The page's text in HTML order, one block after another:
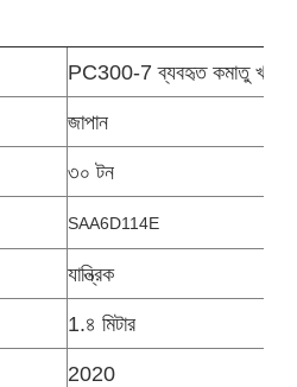
PC300-7 ব্যবহৃত কমাতু
জাপান
৩০ টন
SAA6D114E
যান্ত্রিক
1.৪ মিটার
2020